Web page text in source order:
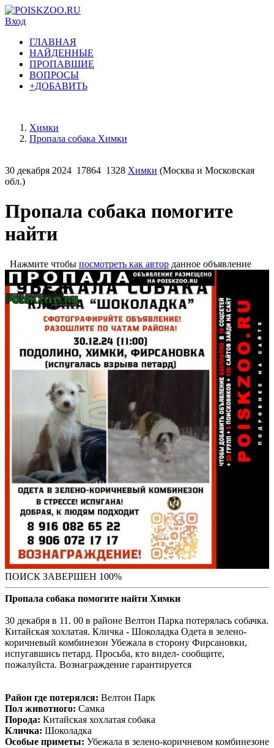
Вход
ГЛАВНАЯ
НАЙДЕННЫЕ
ПРОПАВШИЕ
ВОПРОСЫ
+ДОБАВИТЬ
Химки
Пропала собака Химки
30 декабря 2024 17864 1328 Химки (Москва и Московская
обл.)
Пропала собака помогите
найти
Нажмите чтобы посмотреть как автор данное объявление
ПОИСК ЗАВЕРШЕН 100%
Пропала собака помогите найти Химки
30 декабря в 11. 00 в районе Велтон Парка потерялась собачка.
Китайская хохлатая. Кличка - Шоколадка Одета в зелено-
коричневый комбинезон Убежала в сторону Фирсановки,
испугавшись петард. Просьба, кто видел- сообщите,
пожалуйста. Вознаграждение гарантируется
Район где потерялся: Велтон Парк
Пол животного: Самка
Порода: Китайская хохлатая собака
Кличка: Шоколадка
Особые приметы: Убежала в зелено-коричневом комбинезоне